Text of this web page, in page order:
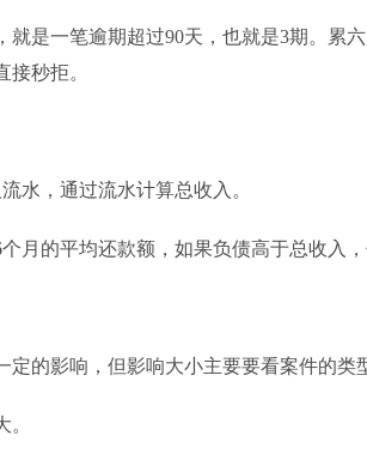
是一笔逾期超过90天，也就是3期。
秒拒。
水，通过流水计算总收入。
月的平均还款额，如果负债高于总收入
的影响，但影响大小主要要看案件的类